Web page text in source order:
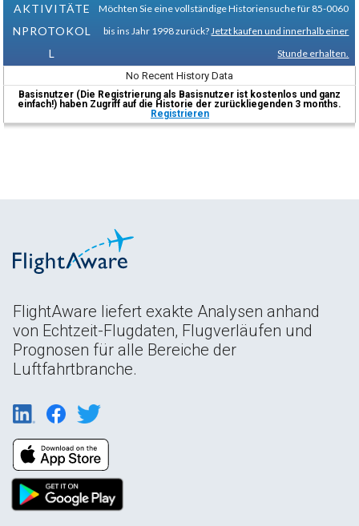
AKTIVITÄTE
NPROTOKOL
L
Möchten Sie eine vollständige Historiensuche für 85-0060
bis ins Jahr 1998 zurück? Jetzt kaufen und innerhalb einer
Stunde erhalten.
No Recent History Data
Basisnutzer (Die Registrierung als Basisnutzer ist kostenlos und ganz
einfach!) haben Zugriff auf die Historie der zurückliegenden 3 months.
Registrieren
FlightAware liefert exakte Analysen anhand
von Echtzeit-Flugdaten, Flugverläufen und
Prognosen für alle Bereiche der
Luftfahrtbranche.